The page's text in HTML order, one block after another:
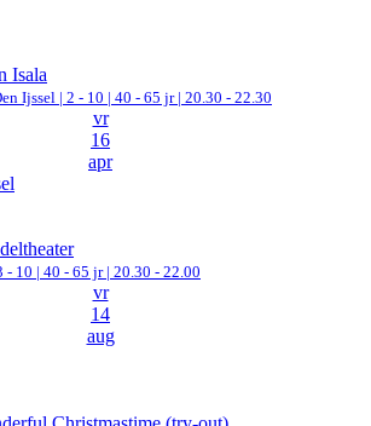
Isala
Ijssel | 2 - 10 | 40 - 65 jr | 20.30 - 22.30
vr
16
apr
- 10 | 40 - 65 jr | 20.30 - 22.00
vr
14
aug